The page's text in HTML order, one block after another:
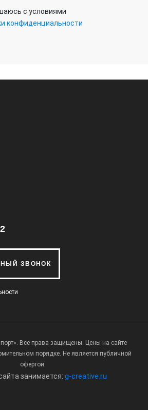
с условиями
конфиденциальности
ЗВОНОК
Все права защищены. Цены на сайте
порядке. Не является публичной
офертой.
занимается: g-creative.ru